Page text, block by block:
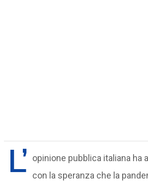
L’ opinione pubblica italiana ha
con la speranza che la